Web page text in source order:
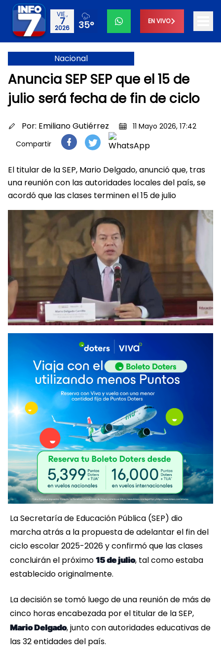
VIE.,
7
2026 35° EN VIVO
Nacional
Anuncia SEP SEP que el 15 de
julio será fecha de fin de ciclo
Por: Emiliano Gutiérrez
11 Mayo 2026, 17:42
Compartir
El titular de la SEP, Mario Delgado, anunció que, tras
una reunión con las autoridades locales del país, se
acordó que las clases terminen el 15 de julio
La Secretaría de Educación Pública (SEP) dio
marcha atrás a la propuesta de adelantar el fin del
ciclo escolar 2025-2026 y confirmó que las clases
concluirán el próximo 15 de julio, tal como estaba
establecido originalmente.
La decisión se tomó luego de una reunión de más de
cinco horas encabezada por el titular de la SEP,
Mario Delgado, junto con autoridades educativas de
las 32 entidades del país.